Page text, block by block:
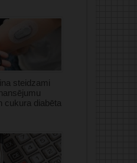
steidzami
cukura diabēta